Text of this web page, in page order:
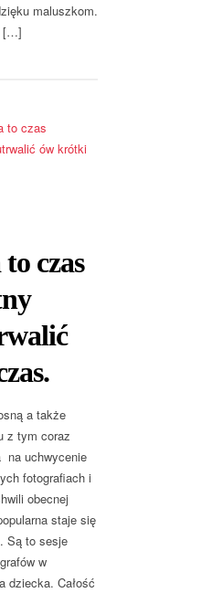
maluszkom.
[…]
czas
a także
z tym coraz
na uchwycenie
fotografiach i
obecnej
staje się
Są to sesje
w
dziecka. Całość